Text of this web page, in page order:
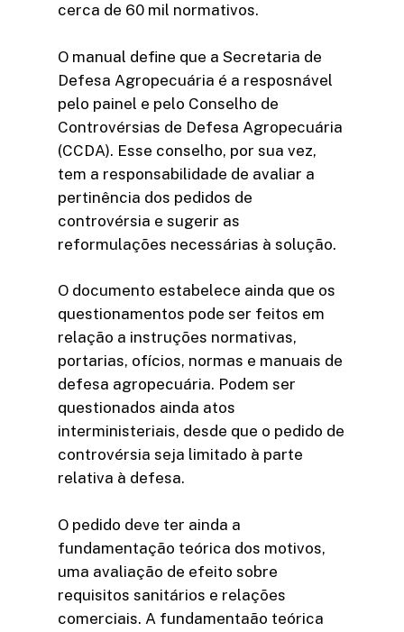
cerca de 60 mil normativos.
O manual define que a Secretaria de
Defesa Agropecuária é a resposnável
pelo painel e pelo Conselho de
Controvérsias de Defesa Agropecuária
(CCDA). Esse conselho, por sua vez,
tem a responsabilidade de avaliar a
pertinência dos pedidos de
controvérsia e sugerir as
reformulações necessárias à solução.
O documento estabelece ainda que os
questionamentos pode ser feitos em
relação a instruções normativas,
portarias, ofícios, normas e manuais de
defesa agropecuária. Podem ser
questionados ainda atos
interministeriais, desde que o pedido de
controvérsia seja limitado à parte
relativa à defesa.
O pedido deve ter ainda a
fundamentação teórica dos motivos,
uma avaliação de efeito sobre
requisitos sanitários e relações
comerciais. A fundamentaão teórica